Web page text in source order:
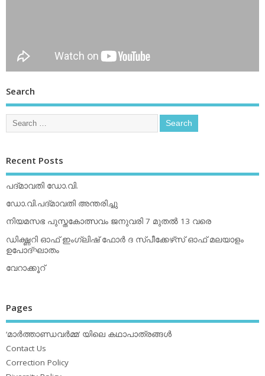
Search
Recent Posts
പദ്മാവതി ഡോ.വി.
ഡോ.വി.പദ്മാവതി അന്തരിച്ചു
നിയമസഭ പുസ്തകോത്സവം ജനുവരി 7 മുതല്‍ 13 വരെ
ഡിക്ഷ്ണറി ഓഫ് ഇംഗ്ലിഷ് ഫോര്‍ ദ സ്പീക്കേഴ്‌സ് ഓഫ് മലയാളം
ഉപോദ്ഘാതം
വേറാക്കൂറ്
Pages
‘മാര്‍ത്താണ്ഡവര്‍മ്മ’ യിലെ കഥാപാത്രങ്ങള്‍
Contact Us
Correction Policy